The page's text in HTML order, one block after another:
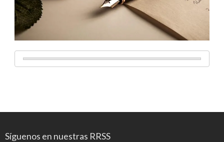
Síguenos en nuestras RRSS